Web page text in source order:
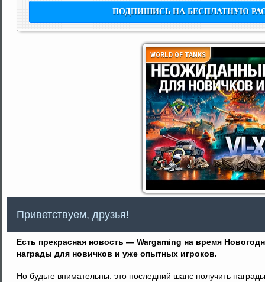
WORLD OF TANKS
Приветствуем, друзья!
Есть прекрасная новость — Wargaming на время
награды для новичков и уже опытных игроков.
Но будьте внимательны: это последний шанс получить